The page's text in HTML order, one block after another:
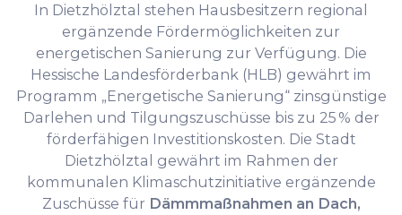
In Dietzhölztal stehen Hausbesitzern regional
ergänzende Fördermöglichkeiten zur
energetischen Sanierung zur Verfügung. Die
Hessische Landesförderbank (HLB) gewährt im
Programm „Energetische Sanierung“ zinsgünstige
Darlehen und Tilgungszuschüsse bis zu 25 % der
förderfähigen Investitionskosten. Die Stadt
Dietzhölztal gewährt im Rahmen der
kommunalen Klimaschutzinitiative ergänzende
Zuschüsse für Dämmmaßnahmen an Dach,